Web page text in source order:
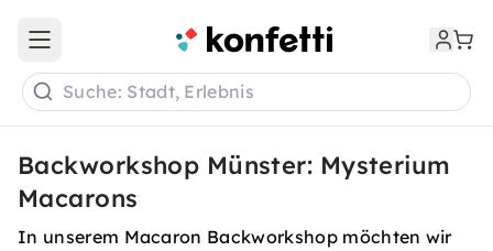
Open main menu
Suche: Stadt, Erlebnis
Backworkshop Münster: Mysterium
Macarons
In unserem Macaron Backworkshop möchten wir